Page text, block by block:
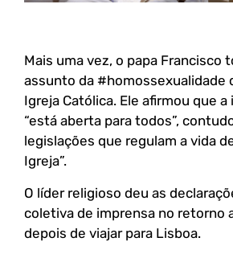
Mais uma vez, o papa Francisco
assunto da #homossexualidade
Igreja Católica. Ele afirmou que
“está aberta para todos”,
legislações que regulam a vida
Igreja”.
O líder religioso deu as
coletiva de imprensa no retorno
depois de viajar para Lisboa.